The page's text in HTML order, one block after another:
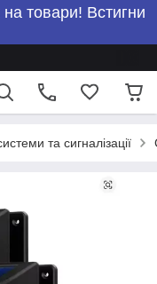
на товари! Встигни
та сигналізації